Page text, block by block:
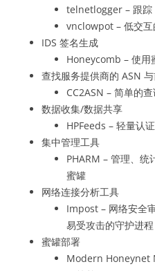
telnetlogger – 跟
vnclowpot – 低交互
IDS 签名生成
Honeycomb – 使用
查找服务提供商的 ASN
CC2ASN – 简单的
数据收集/数据共享
HPFeeds – 轻量认
集中管理工具
PHARM – 管理、
蜜罐
网络连接分析工具
Impost – 网络安全
易受攻击的守护进程
蜜罐部署
Modern Honeynet